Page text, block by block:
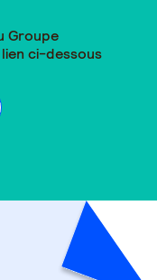
Groupe
ci-dessous